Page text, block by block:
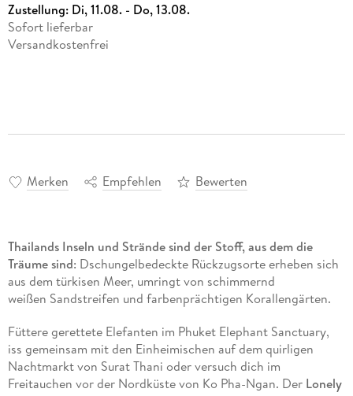
Zustellung: Di, 11.08. - Do, 13.08.
Sofort lieferbar
Versandkostenfrei
Merken Empfehlen Bewerten
Thailands Inseln und Strände sind der Stoff, aus dem die
Träume sind: Dschungelbedeckte Rückzugsorte erheben sich
aus dem türkisen Meer, umringt von schimmernd
weißen Sandstreifen und farbenprächtigen Korallengärten.
Füttere gerettete Elefanten im Phuket Elephant Sanctuary,
iss gemeinsam mit den Einheimischen auf dem quirligen
Nachtmarkt von Surat Thani oder versuch dich im
Freitauchen vor der Nordküste von Ko Pha-Ngan. Der Lonely